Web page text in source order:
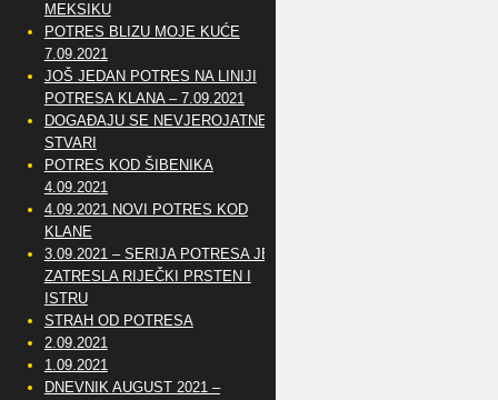
MEKSIKU
POTRES BLIZU MOJE KUĆE
7.09.2021
JOŠ JEDAN POTRES NA LINIJI
POTRESA KLANA – 7.09.2021
DOGAĐAJU SE NEVJEROJATNE
STVARI
POTRES KOD ŠIBENIKA
4.09.2021
4.09.2021 NOVI POTRES KOD
KLANE
3.09.2021 – SERIJA POTRESA JE
ZATRESLA RIJEČKI PRSTEN I
ISTRU
STRAH OD POTRESA
2.09.2021
1.09.2021
DNEVNIK AUGUST 2021 –